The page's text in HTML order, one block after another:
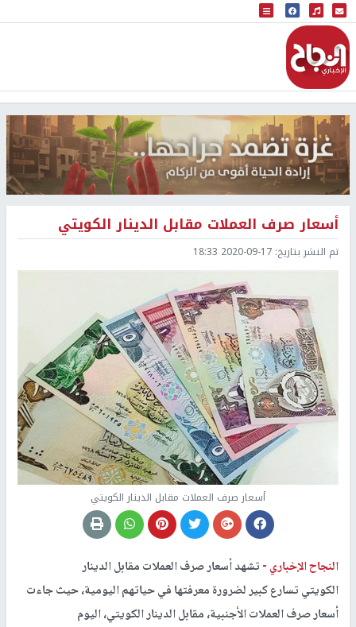
البث المباشر
إذاعة النجاح
أسعار صرف العملات مقابل الدينار الكويتي
تم النشر بتاريخ: 2020-09-17 18:33
أسعار صرف العملات مقابل الدينار الكويتي
النجاح الإخباري -تشهد أسعار صرف العملات مقابل الدينار
الكويتي تسارع كبير لضرورة معرفتها في حياتهم اليومية، حيث جاءت
أسعار صرف العملات الأجنبية، مقابل الدينار الكويتي، اليوم